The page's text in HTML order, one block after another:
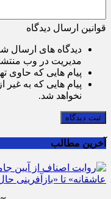
قوانین ارسال دیدگاه
دیدگاه های ارسال
مدیریت در وب
پیام هایی که حاوی
پیام هایی که به غیر
نخواهد شد.
ثبت دیدگاه
آخرین مطالب